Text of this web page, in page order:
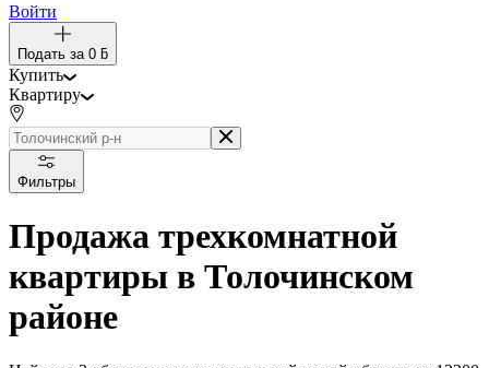
Войти
Подать за 0 ƃ
Купить
Квартиру
Фильтры
Продажа трехкомнатной
квартиры в Толочинском
районе